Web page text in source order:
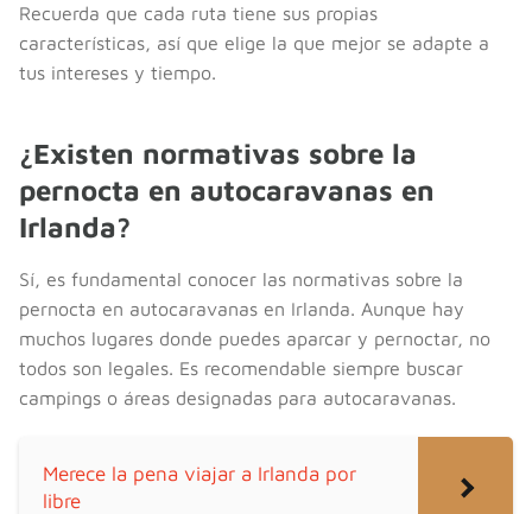
Recuerda que cada ruta tiene sus propias
características, así que elige la que mejor se adapte a
tus intereses y tiempo.
¿Existen normativas sobre la
pernocta en autocaravanas en
Irlanda?
Sí, es fundamental conocer las normativas sobre la
pernocta en autocaravanas en Irlanda. Aunque hay
muchos lugares donde puedes aparcar y pernoctar, no
todos son legales. Es recomendable siempre buscar
campings o áreas designadas para autocaravanas.
Merece la pena viajar a Irlanda por
libre